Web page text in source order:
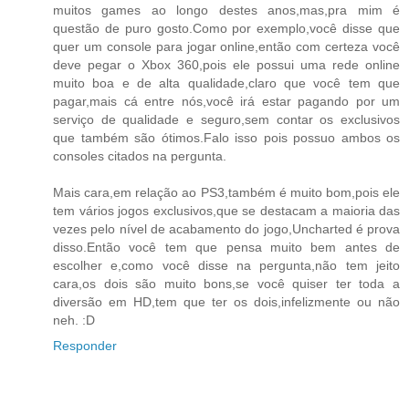
muitos games ao longo destes anos,mas,pra mim é
questão de puro gosto.Como por exemplo,você disse que
quer um console para jogar online,então com certeza você
deve pegar o Xbox 360,pois ele possui uma rede online
muito boa e de alta qualidade,claro que você tem que
pagar,mais cá entre nós,você irá estar pagando por um
serviço de qualidade e seguro,sem contar os exclusivos
que também são ótimos.Falo isso pois possuo ambos os
consoles citados na pergunta.
Mais cara,em relação ao PS3,também é muito bom,pois ele
tem vários jogos exclusivos,que se destacam a maioria das
vezes pelo nível de acabamento do jogo,Uncharted é prova
disso.Então você tem que pensa muito bem antes de
escolher e,como você disse na pergunta,não tem jeito
cara,os dois são muito bons,se você quiser ter toda a
diversão em HD,tem que ter os dois,infelizmente ou não
neh. :D
Responder